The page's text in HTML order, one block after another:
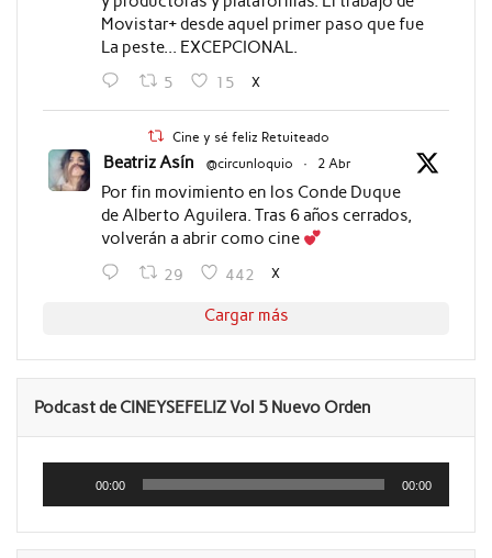
Movistar+ desde aquel primer paso que fue
La peste... EXCEPCIONAL.
5 15 X
Cine y sé feliz Retuiteado
Beatriz Asín @circunloquio · 2 Abr
Por fin movimiento en los Conde Duque
de Alberto Aguilera. Tras 6 años cerrados,
volverán a abrir como cine
29 442 X
Cargar más
Podcast de CINEYSEFELIZ Vol 5 Nuevo Orden
Reproductor
audio
00:00 00:00